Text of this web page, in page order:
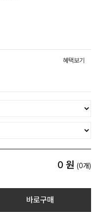
혜택보기
0 원 (0개)
바로구매